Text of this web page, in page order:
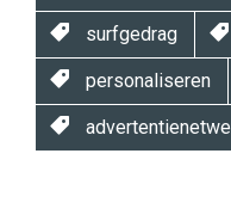
surfgedrag
personaliseren